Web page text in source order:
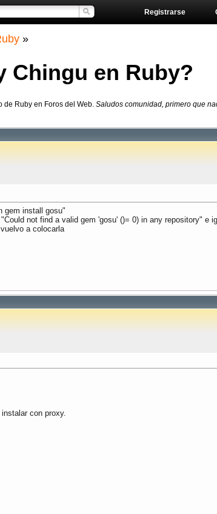
Registrarse
»
Chingu en Ruby?
de Ruby en Foros del Web. Saludos comunidad, primero que
gem install gosu"
not find a valid gem 'gosu' ()= 0) in any repository" e
a colocarla
con proxy.